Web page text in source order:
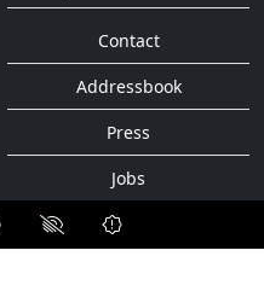
Contact
Addressbook
Press
Jobs